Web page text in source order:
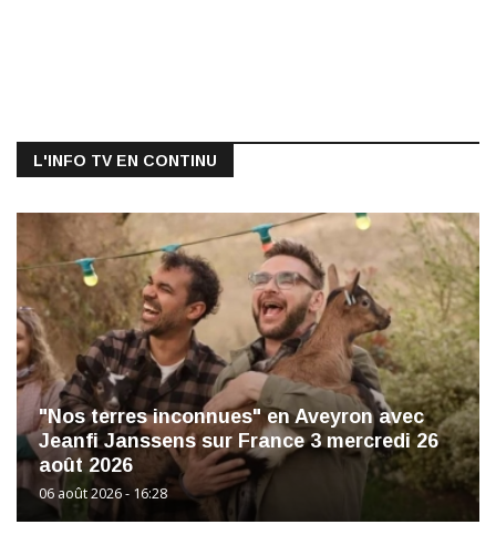
L'INFO TV EN CONTINU
"Nos terres inconnues" en Aveyron avec
Jeanfi Janssens sur France 3 mercredi 26
août 2026
06 août 2026 - 16:28